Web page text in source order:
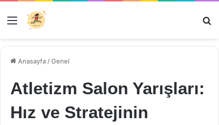
Menü
Anasayfa /Genel
Atletizm Salon Yarışları:
Hız ve Stratejinin